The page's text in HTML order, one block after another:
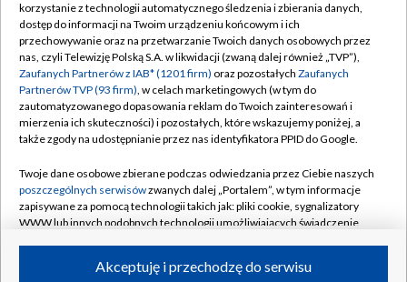
TVP
Abonament TVP
Emisja w TVP
Centrum informacji TVP
Naziemna Telewizja Cyfrowa
Rada Programowa
System NOS
Informacje o nadawcy
Program dla prasy
Regulamin TVP
Polityka prywatności
Moje zgody
Pomoc
Kontakt
Kanały
korzystanie z technologii automatycznego śledzenia i zbierania danych,
dostęp do informacji na Twoim urządzeniu końcowym i ich
przechowywanie oraz na przetwarzanie Twoich danych osobowych przez
nas, czyli Telewizję Polską S.A. w likwidacji (zwaną dalej również „TVP”),
Zaufanych Partnerów z IAB* (1201 firm) oraz pozostałych Zaufanych
Partnerów TVP (93 firm), w celach marketingowych (w tym do
zautomatyzowanego dopasowania reklam do Twoich zainteresowań i
mierzenia ich skuteczności) i pozostałych, które wskazujemy poniżej, a
także zgody na udostępnianie przez nas identyfikatora PPID do Google.
Twoje dane osobowe zbierane podczas odwiedzania przez Ciebie naszych
poszczególnych serwisówzwanych dalej „Portalem”, w tym informacje
zapisywane za pomocą technologii takich jak: pliki cookie, sygnalizatory
WWW lub innych podobnych technologii umożliwiających świadczenie
ruchu w Internecie.Akceptuję i przechodzę do serwisu